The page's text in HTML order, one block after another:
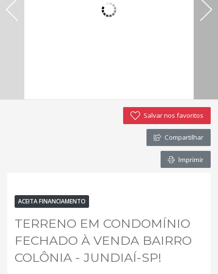
Salvar nos favoritos
Compartilhar
Imprimir
ACEITA FINANCIAMENTO
TERRENO EM CONDOMÍNIO
FECHADO À VENDA BAIRRO
COLÔNIA - JUNDIAÍ-SP!